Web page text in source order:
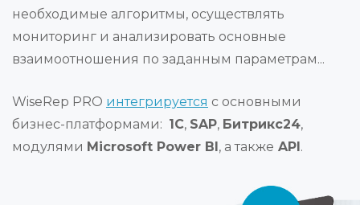
необходимые алгоритмы, осуществлять
мониторинг и анализировать основные
взаимоотношения по заданным параметрам...
WiseRep PRO интегрируется с основными
бизнес-платформами: 1С, SAP, Битрикс24,
модулями Microsoft Power BI, а также API.